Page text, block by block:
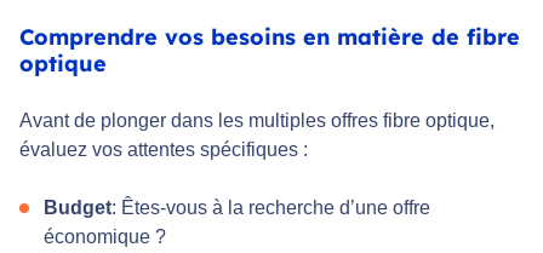
Comprendre vos besoins en matière de fibre
optique
Avant de plonger dans les multiples offres fibre optique,
évaluez vos attentes spécifiques :
Budget: Êtes-vous à la recherche d’une offre
économique ?